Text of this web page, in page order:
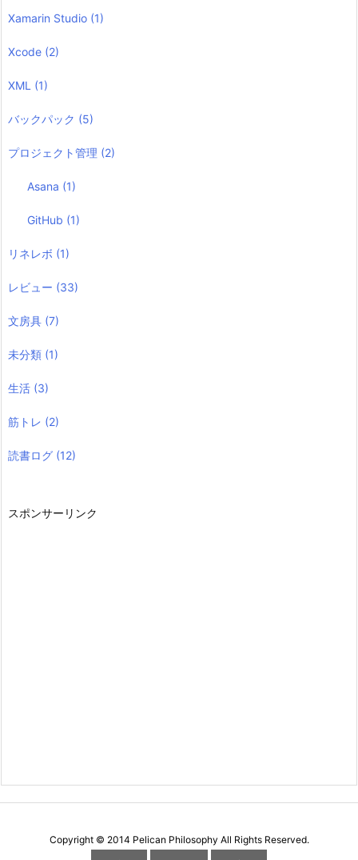
Xamarin Studio (1)
Xcode (2)
XML (1)
バックパック (5)
プロジェクト管理 (2)
Asana (1)
GitHub (1)
リネレボ (1)
レビュー (33)
文房具 (7)
未分類 (1)
生活 (3)
筋トレ (2)
読書ログ (12)
スポンサーリンク
Copyright © 2014 Pelican Philosophy All Rights Reserved.